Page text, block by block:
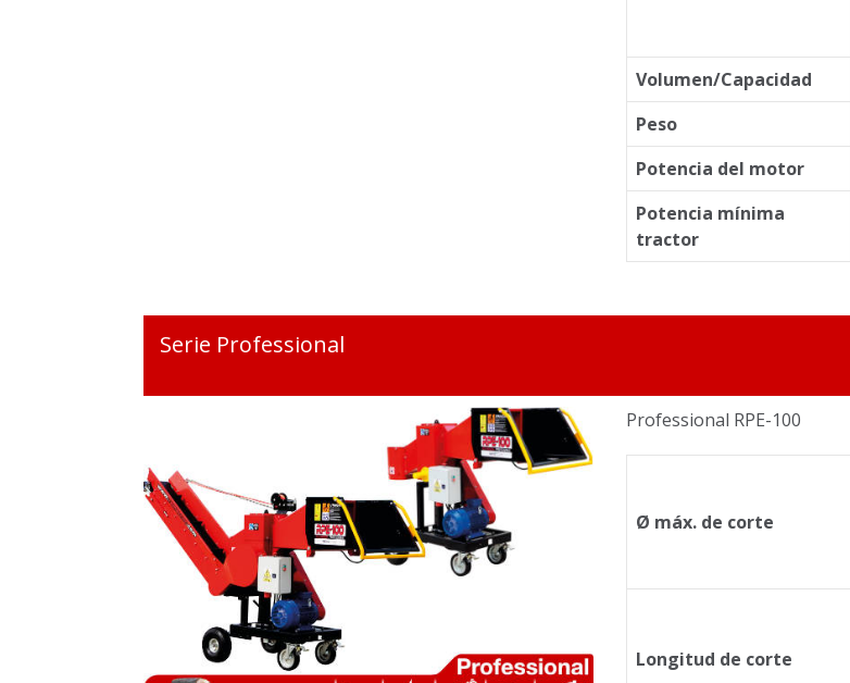
Volumen/Capacidad
Peso
Potencia del motor
Potencia mínima
tractor
Serie Professional
Professional RPE-100
Ø máx. de corte
Longitud de corte